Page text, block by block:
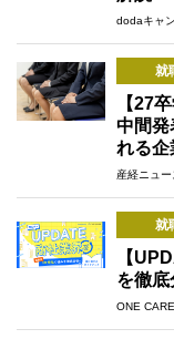
dodaキャ
就
【27
中間発
れる企
産経ニュ
就
【
を徹底
ONE